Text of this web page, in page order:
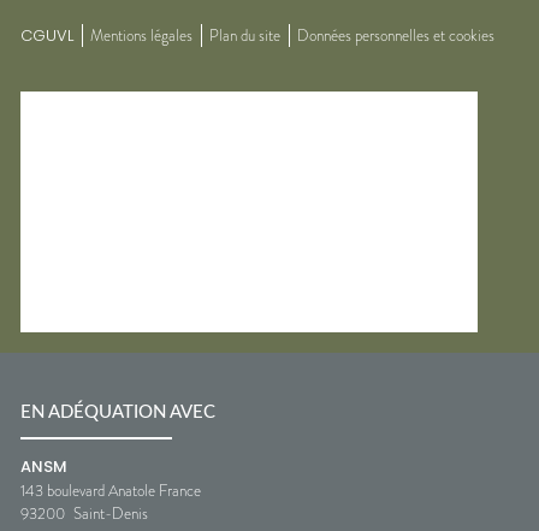
CGUVL Mentions légales Plan du site Données personnelles et cookies
EN ADÉQUATION AVEC
ANSM
143 boulevard Anatole France
93200 Saint-Denis